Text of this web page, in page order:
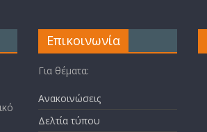
Επικοινωνία
Για θέματα:
Ανακοινώσεις
Δελτία τύπου